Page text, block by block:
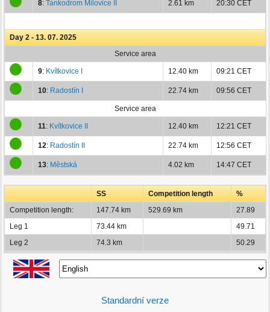
8: Tankodrom Milovice II 2.61 km 20:30 CET
Day 2 - 13. 07. 2025
Service area
9: Kvítkovice I 12.40 km 09:21 CET
10: Radostín I 22.74 km 09:56 CET
Service area
11: Kvítkovice II 12.40 km 12:21 CET
12: Radostín II 22.74 km 12:56 CET
13: Městská 4.02 km 14:47 CET
SS Competition length
%
Competition length:
147.74 km 529.69 km
27.89
Leg 1
73.44 km
49.71
Leg 2
74.3 km 50.29
Standardní verze